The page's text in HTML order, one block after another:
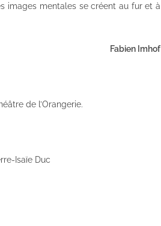
images mentales se créent au fur et à
Fabien Imhof
de l’Orangerie.
Isaïe Duc